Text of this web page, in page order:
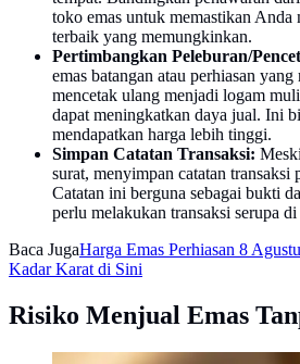
toko emas untuk memastikan Anda
terbaik yang memungkinkan.
Pertimbangkan Peleburan/
emas batangan atau perhiasan
mencetak ulang menjadi logam
dapat meningkatkan daya jual. Ini
mendapatkan harga lebih tinggi.
Simpan Catatan Transaksi:
surat, menyimpan catatan transaksi
Catatan ini berguna sebagai bukti
perlu melakukan transaksi serupa
Baca JugaHarga Emas Perhiasan 8
Kadar Karat di Sini
Risiko Menjual Emas